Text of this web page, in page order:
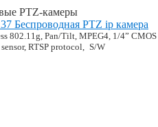
PTZ-камеры
Беспроводная PTZ ip камера
802.11g, Pan/Tilt, MPEG4, 1/4” CMOS
RTSP protocol, S/W